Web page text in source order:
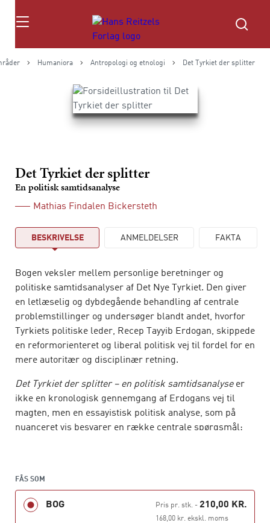
Søg
Humaniora Antropologi og etnologi Det Tyrkiet der splitter
Det Tyrkiet der splitter
En politisk samtidsanalyse
Mathias Findalen Bickersteth
BESKRIVELSE ANMELDELSER FAKTA
Bogen veksler mellem personlige beretninger og
politiske samtidsanalyser af Det Nye Tyrkiet. Den giver
en letlæselig og dybdegående behandling af centrale
problemstillinger og undersøger blandt andet, hvorfor
Tyrkiets politiske leder, Recep Tayyib Erdogan, skippede
en reformorienteret og liberal politisk vej til fordel for en
mere autoritær og disciplinær retning.
Det Tyrkiet der splitter – en politisk samtidsanalyseer
ikke en kronologisk gennemgang af Erdogans vej til
magten, men en essayistisk politisk analyse, som på
nuanceret vis besvarer en række centrale spørgsmål:
Bogen kan læses i sin helhed eller bruges som
opslagsværk af alle med interesse for Tyrkiets politiske
FÅS SOM
BOG Pris pr. stk.- 210,00 KR.
168,00 kr. ekskl. moms